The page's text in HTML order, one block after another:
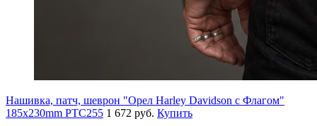
Нашивка, патч, шеврон "Орел Harley Davidson c Флагом"
185x230mm PTC255 1 672 руб. Купить